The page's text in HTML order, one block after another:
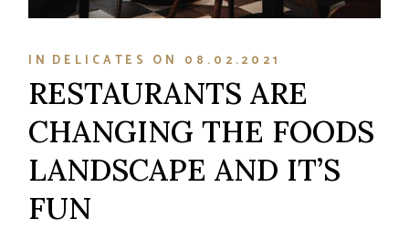
IN DELICATES ON 08.02.2021
RESTAURANTS ARE
CHANGING THE FOODS
LANDSCAPE AND IT’S
FUN